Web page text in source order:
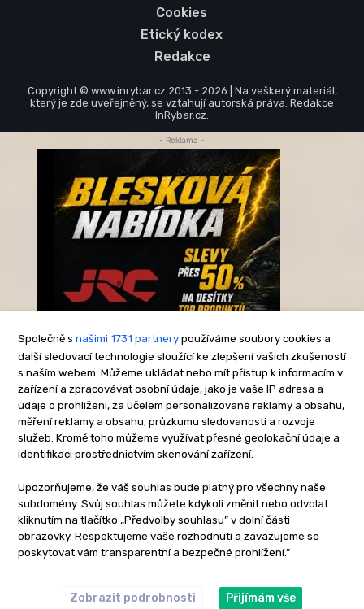
Cookies
Etický kodex
Redakce
Copyright © www.inrybar.cz 2013 - 2026 | Na veškerý materiál,
který je zde uveřejněný, se vztahují autorská práva. Redakce
InRybar.cz.
Společně s našimi 1731 partnery používáme soubory cookies a
další sledovací technologie sloužící ke zlepšení vašich zkušeností
s naším webem. Můžeme ukládat nebo mít přístup k informacím v
zařízení a zpracovávat osobní údaje, jako je vaše IP adresa a
údaje o prohlížení, za účelem personalizované reklamy a obsahu,
měření reklamy a obsahu, průzkumu sledovanosti a rozvoje
služeb. Kromě toho můžeme využívat přesné geolokační údaje a
identifikaci prostřednictvím skenování zařízení.
Upozorňujeme, že váš souhlas bude platný pro všechny naše
subdomény. Svůj souhlas můžete kdykoli změnit nebo odvolat
kliknutím na tlačítko „Předvolby souhlasu” v dolní části
obrazovky. Respektujeme vaše rozhodnutí a zavazujeme se
poskytovat vám transparentní a bezpečné prohlížení.”
Zobrazit podrobnosti Přijímám vše
- Reklama -
-Reklama-